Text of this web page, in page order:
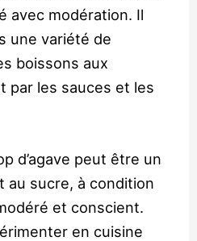
avec modération. Il
une variété de
boissons aux
par les sauces et les
d’agave peut être un
sucre, à condition
et conscient.
en cuisine